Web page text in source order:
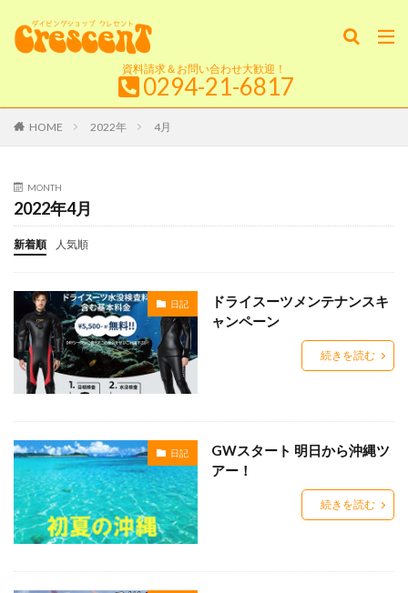
資料請求＆お問い合わせ大歓迎！
0294-21-6817
HOME 2022年 4月
MONTH
2022年4月
新着順 人気順
日記
ドライスーツメンテナンスキ
ャンペーン
続きを読む
日記
GWスタート 明日から沖縄ツ
アー！
続きを読む